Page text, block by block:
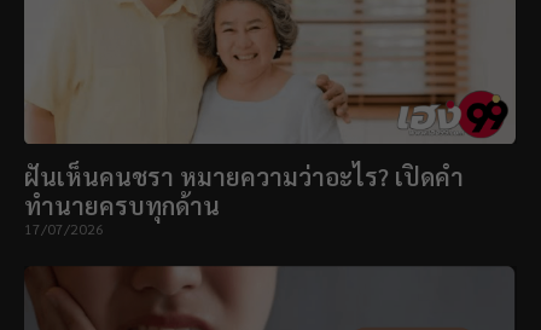
ฝันเห็นคนชรา หมายความว่าอะไร? เปิดคำ
ทำนายครบทุกด้าน
17/07/2026